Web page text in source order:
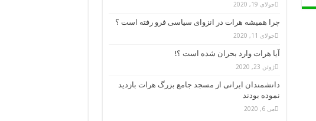
جولای 19, 2020
چرا همیشه هرات در انزوای سیاسی فرو رفته است ؟
جولای 11, 2020
آیا هرات وارد بحران شده است ؟!
ژوئن 23, 2020
دانشمندان ایرانی از مسجد جامع بزرگ هرات بازدید
نموده بودند
می 6, 2020